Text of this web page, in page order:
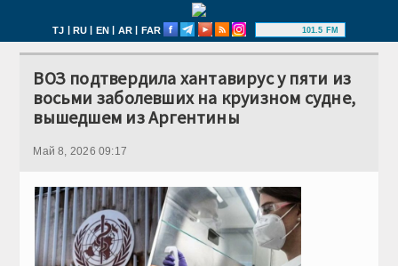
TJ | RU | EN | AR | FAR 101.5 FM
ВОЗ подтвердила хантавирус у пяти из
восьми заболевших на круизном судне,
вышедшем из Аргентины
Май 8, 2026 09:17